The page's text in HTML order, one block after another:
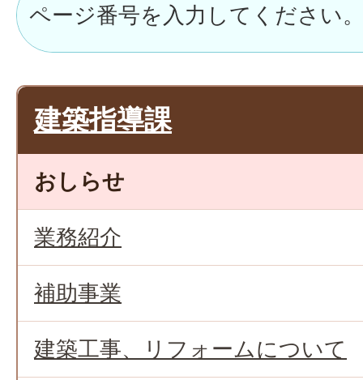
建築指導課
おしらせ
業務紹介
補助事業
建築工事、リフォームについて